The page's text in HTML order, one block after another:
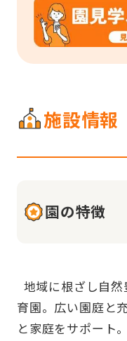
施設情報
園の特徴
育園。広い園庭と